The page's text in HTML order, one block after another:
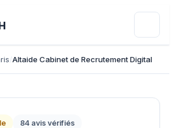
Altaide Cabinet de Recrutement Digital
84 avis vérifiés